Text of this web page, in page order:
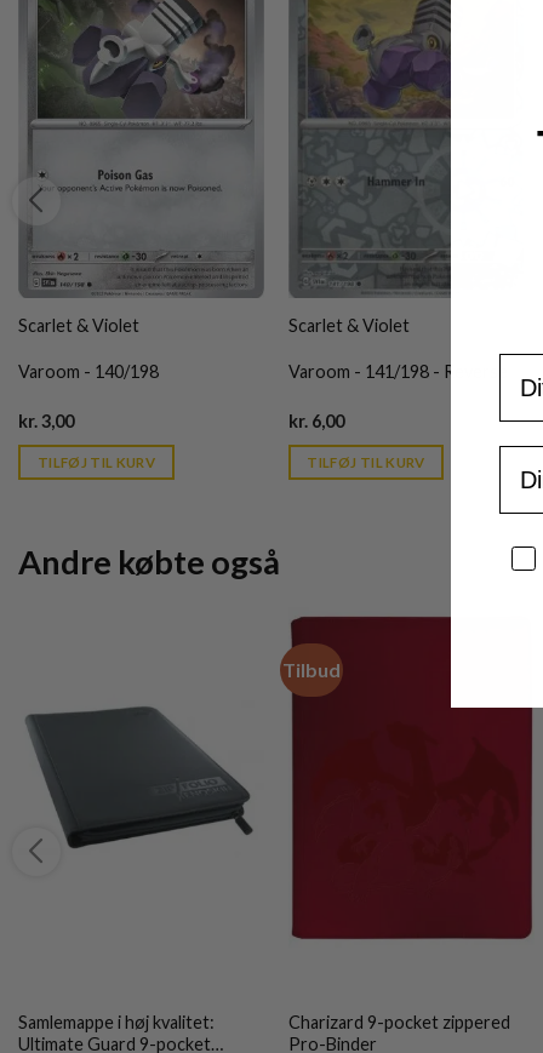
Scarlet & Violet
Varoom - 140/198
kr.3,00Current
is:
kr. 39,95.
TILFØJ TIL KURV
Scarlet & Violet
Varoom - 141/198 - Reverse
kr.6,00Current
is:
kr. 39,95.
TILFØJ TIL KURV
Andre købte også
Samlemappe i høj kvalitet:
Ultimate Guard 9-pocket
Tilbud
Charizard 9-pocket zippered
Pro-Binder